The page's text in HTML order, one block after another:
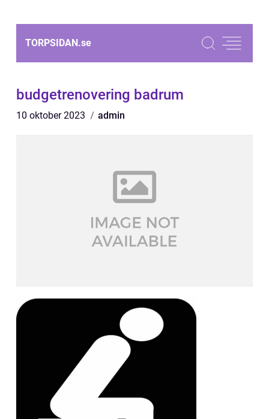
TORPSIDAN.se
budgetrenovering badrum
10 oktober 2023 admin